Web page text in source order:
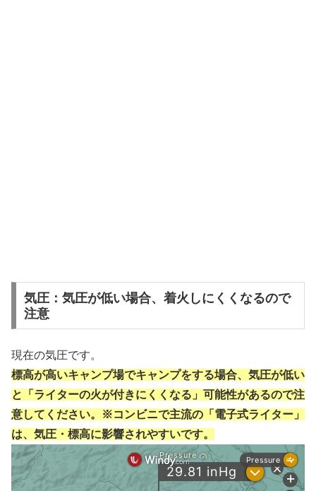
気圧：気圧が低い場合、着火しにくくなるので
注意
現在の気圧です。
標高が高いキャンプ場でキャンプをする場合、気圧が低い
と「ライターの火が付きにくくなる」可能性があるので注
意してください。※コンビニで主流の「電子式ライター」
は、気圧・標高に影響されやすいです。